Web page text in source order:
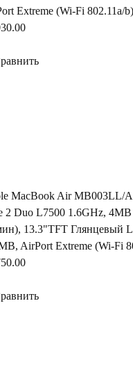
Extreme (Wi-Fi 802.11a/b)
MacBook Air MB003LL/A
2 Duo L7500 1.6GHz,
13.3"TFT Глянцевый
AirPort Extreme (Wi-Fi